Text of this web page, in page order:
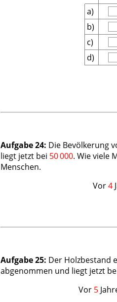
a)
b)
c)
d)
Aufgabe 24: Die Bevölkerung
liegt jetzt bei 50 000. Wie viele
Menschen.
Vor4
Aufgabe 25: Der Holzbestand
abgenommen und liegt jetzt
Vor 5